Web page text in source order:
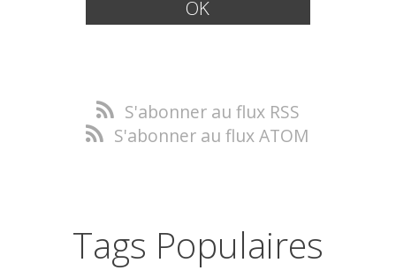
S'abonner au flux RSS
S'abonner au flux ATOM
Tags Populaires